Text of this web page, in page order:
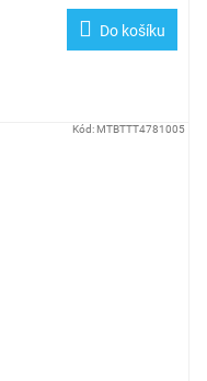
Do košíku
Kód:MTBTTT4781005